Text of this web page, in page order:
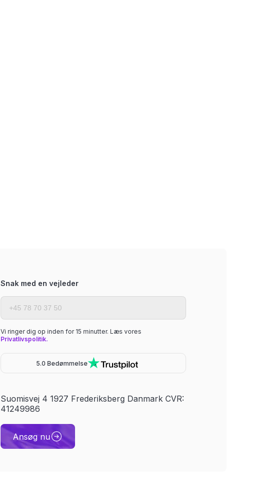
Snak med en vejleder
Vi ringer dig op inden for 15 minutter. Læs vores
Privatlivspolitik.
5.0 Bedømmelse
Suomisvej 4 1927 Frederiksberg Danmark CVR:
41249986
Ansøg nu